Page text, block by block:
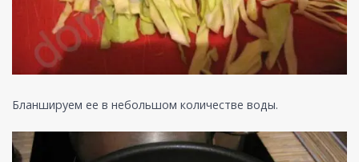
Бланшируем ее в небольшом количестве воды.